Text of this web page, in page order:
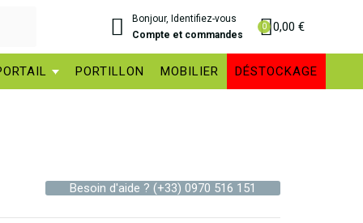
Bonjour, Identifiez-vous
Compte et commandes
0,00 €
PORTILLON MOBILIER DÉSTOCKAGE
Besoin d'aide ? (+33) 0970 516 151